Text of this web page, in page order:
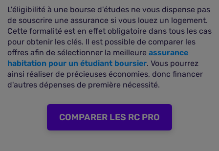
L'éligibilité à une bourse d'études ne vous dispense pas
de souscrire une assurance si vous louez un logement.
Cette formalité est en effet obligatoire dans tous les cas
pour obtenir les clés. Il est possible de comparer les
offres afin de sélectionner la meilleure assurance
habitation pour un étudiant boursier. Vous pourrez
ainsi réaliser de précieuses économies, donc financer
d'autres dépenses de première nécessité.
COMPARER LES RC PRO